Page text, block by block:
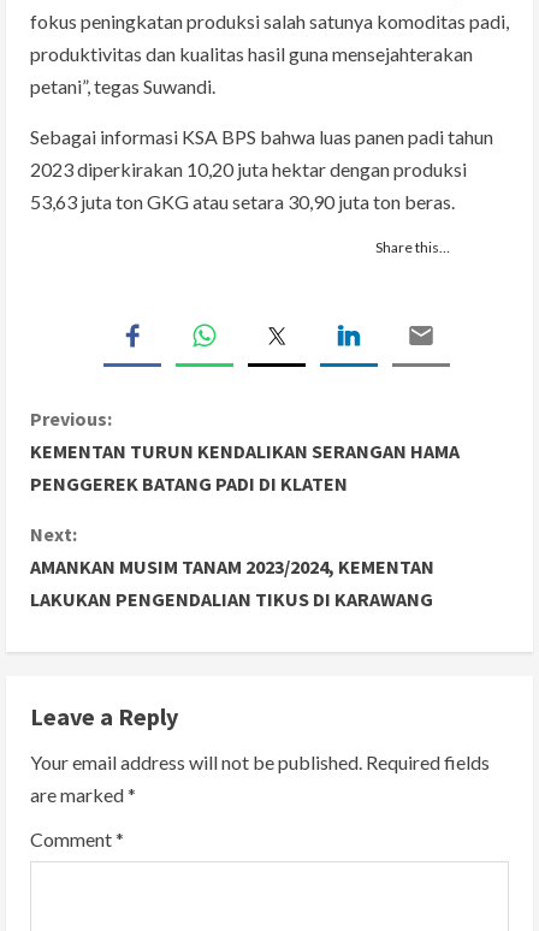
fokus peningkatan produksi salah satunya komoditas padi,
produktivitas dan kualitas hasil guna mensejahterakan
petani”, tegas Suwandi.
Sebagai informasi KSA BPS bahwa luas panen padi tahun
2023 diperkirakan 10,20 juta hektar dengan produksi
53,63 juta ton GKG atau setara 30,90 juta ton beras.
Share this…
C
o
n
t
u
e
R
Previous:
KEMENTAN TURUN KENDALIKAN SERANGAN HAMA
PENGGEREK BATANG PADI DI KLATEN
Next:
AMANKAN MUSIM TANAM 2023/2024, KEMENTAN
LAKUKAN PENGENDALIAN TIKUS DI KARAWANG
Leave a Reply
Your email address will not be published. Required fields
are marked*
Comment*